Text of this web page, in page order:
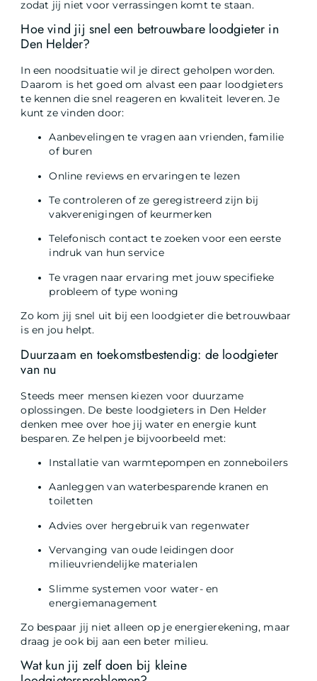
zodat jij niet voor verrassingen komt te staan.
Hoe vind jij snel een betrouwbare loodgieter in
Den Helder?
In een noodsituatie wil je direct geholpen worden.
Daarom is het goed om alvast een paar loodgieters
te kennen die snel reageren en kwaliteit leveren. Je
kunt ze vinden door:
Aanbevelingen te vragen aan vrienden, familie
of buren
Online reviews en ervaringen te lezen
Te controleren of ze geregistreerd zijn bij
vakverenigingen of keurmerken
Telefonisch contact te zoeken voor een eerste
indruk van hun service
Te vragen naar ervaring met jouw specifieke
probleem of type woning
Zo kom jij snel uit bij een loodgieter die betrouwbaar
is en jou helpt.
Duurzaam en toekomstbestendig: de loodgieter
van nu
Steeds meer mensen kiezen voor duurzame
oplossingen. De beste loodgieters in Den Helder
denken mee over hoe jij water en energie kunt
besparen. Ze helpen je bijvoorbeeld met:
Installatie van warmtepompen en zonneboilers
Aanleggen van waterbesparende kranen en
toiletten
Advies over hergebruik van regenwater
Vervanging van oude leidingen door
milieuvriendelijke materialen
Slimme systemen voor water- en
energiemanagement
Zo bespaar jij niet alleen op je energierekening, maar
draag je ook bij aan een beter milieu.
Wat kun jij zelf doen bij kleine